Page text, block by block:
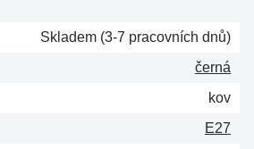
Skladem (3-7 pracovních dnů)
černá
kov
E27